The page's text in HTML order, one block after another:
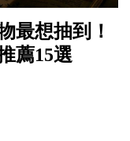
最想抽到！
薦15選